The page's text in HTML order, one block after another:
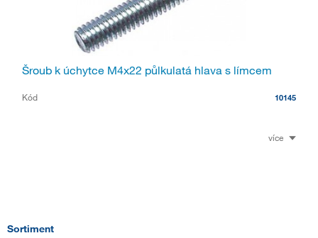
Šroub k úchytce M4x22 půlkulatá hlava s límcem
Kód 10145
více
Sortiment